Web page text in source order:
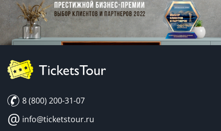
8 (800) 200-31-07
@ info@ticketstour.ru